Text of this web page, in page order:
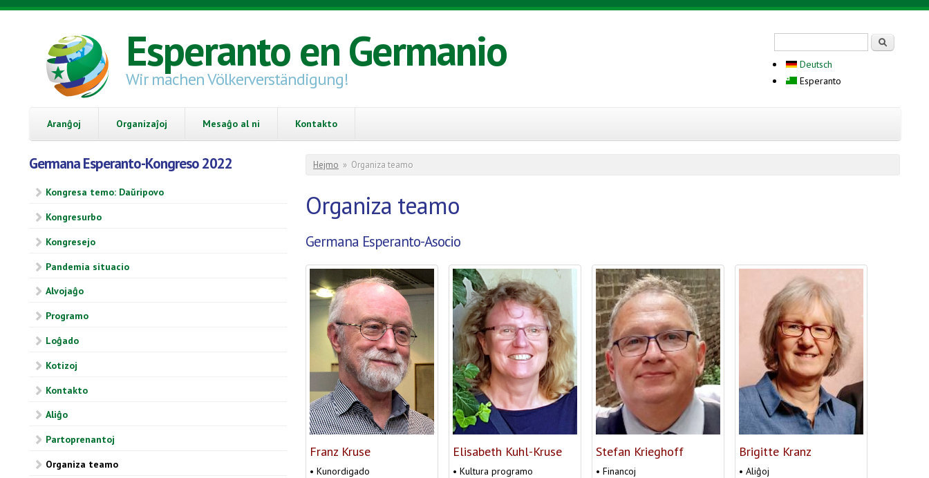
Skip to main content
Esperanto en Germanio
Wir machen Völkerverständigung!
Deutsch
Esperanto
Aranĝoj Organizaĵoj Mesaĝo al ni Kontakto
Germana Esperanto-Kongreso 2022
Kongresa temo: Daŭripovo
Kongresurbo
Kongresejo
Pandemia situacio
Alvojaĝo
Programo
Loĝado
Kotizoj
Kontakto
Aliĝo
Partoprenantoj
Organiza teamo
You are here
Hejmo » Organiza teamo
Organiza teamo
Germana Esperanto-Asocio
Franz Kruse
• Kunordigado
Elisabeth Kuhl-Kruse
• Kultura programo
Stefan Krieghoff
• Financoj
Brigitte Kranz
• Aliĝoj